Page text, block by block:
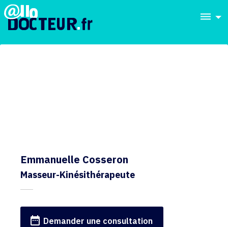
dehaze
Emmanuelle Cosseron
Masseur-Kinésithérapeute
date_range Demander une consultation